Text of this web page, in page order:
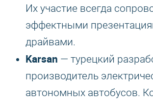
Их участие всегда
эффектными
драйвами.
Karsan — турецкий
производитель
автономных автобусов.